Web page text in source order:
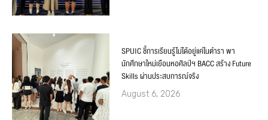
SPUIC ชี้การเรียนรู้ไม่ได้อยู่แค่ในตำรา พา
นักศึกษาใหม่เยือนหอศิลป์ฯ BACC สร้าง Future
Skills ผ่านประสบการณ์จริง
August 6, 2026